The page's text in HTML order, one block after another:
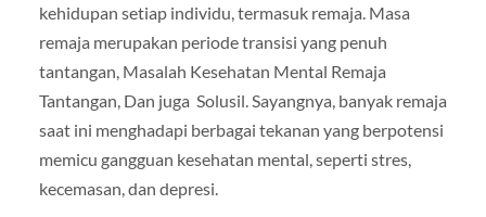
kehidupan setiap individu, termasuk remaja. Masa
remaja merupakan periode transisi yang penuh
tantangan, Masalah Kesehatan Mental Remaja
Tantangan, Dan juga Solusil. Sayangnya, banyak remaja
saat ini menghadapi berbagai tekanan yang berpotensi
memicu gangguan kesehatan mental, seperti stres,
kecemasan, dan depresi.